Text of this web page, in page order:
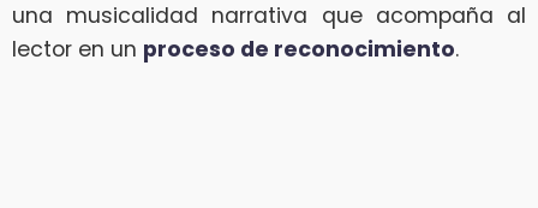
una musicalidad narrativa que acompaña al
lector en un proceso de reconocimiento.